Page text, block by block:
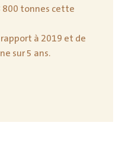
800 tonnes cette
à 2019 et de
sur 5 ans.